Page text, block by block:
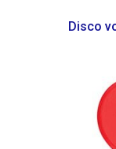
Disco